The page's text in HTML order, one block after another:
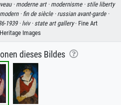
· moderne art · modernisme · stile liberty
· fin de siècle · russian avant-garde ·
1939 ·lviv · state art gallery· Fine Art
Images
dieses Bildes